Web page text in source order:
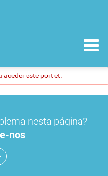
aceder este portlet.
nesta página?
nos